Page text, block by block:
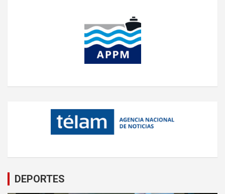
DEPORTES